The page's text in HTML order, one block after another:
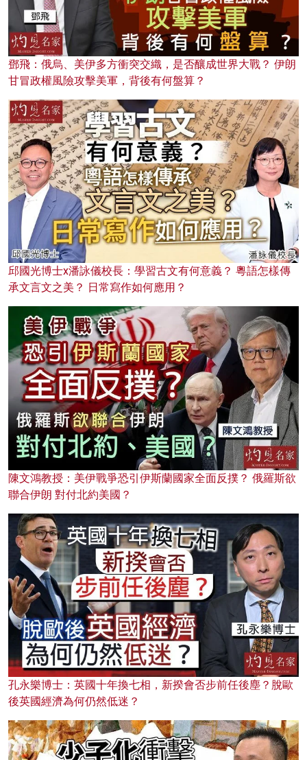
鄧飛：俄烏、美伊多方衝突交織，是否釀成世界大戰？ 伊朗
甘冒政權風險攻擊美軍，背後有何盤算？
邱國光博士x潘詠儀校長：學習古文有何意義？ 粵語怎樣傳
承文言文之美？ 日常寫作如何應用？
陳文鴻教授：美伊戰爭恐引伊斯蘭國家全面反撲？ 俄羅斯欲
聯合伊朗 對付北約美國？
孔永樂博士：英國十年換七相，新揆會否步前任後塵？脫歐
後英國經濟為何仍然低迷？